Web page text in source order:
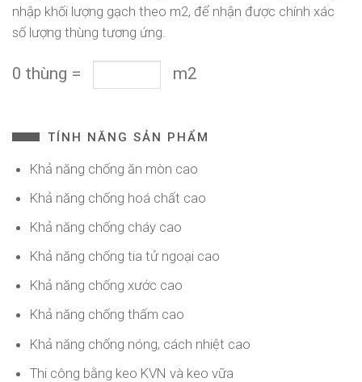
nhập khối lượng gạch theo m2, để nhận được chính xác
số lượng thùng tương ứng.
0 thùng = m2
TÍNH NĂNG SẢN PHẨM
Khả năng chống ăn mòn cao
Khả năng chống hoá chất cao
Khả năng chống cháy cao
Khả năng chống tia tử ngoại cao
Khả năng chống xước cao
Khả năng chống thấm cao
Khả năng chống nóng, cách nhiệt cao
Thi công bằng keo KVN và keo vữa